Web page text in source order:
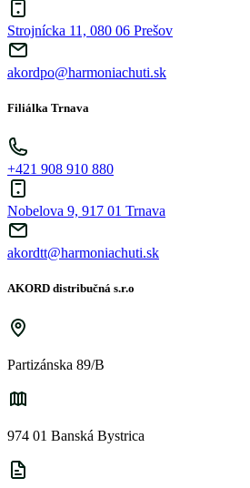
Strojnícka 11, 080 06 Prešov
akordpo@harmoniachuti.sk
Filiálka Trnava
+421 908 910 880
Nobelova 9, 917 01 Trnava
akordtt@harmoniachuti.sk
AKORD distribučná s.r.o
Partizánska 89/B
974 01 Banská Bystrica